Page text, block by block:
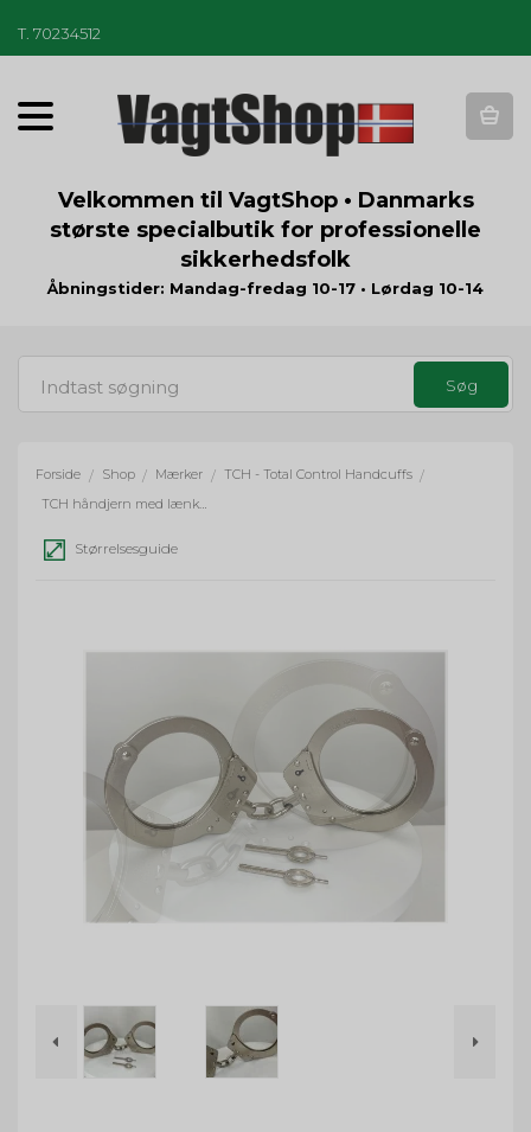
T 70234512
T
o
g
a
t
n
Velkommen til VagtShop • Danmarks
største specialbutik for professionelle
sikkerhedsfolk
Åbningstider: Mandag-fredag 10-17 • Lørdag 10-14
Forside / Shop / Mærker / TCH - Total Control Handcuffs /
TCH håndjern med lænke - stål
Størrelsesguide